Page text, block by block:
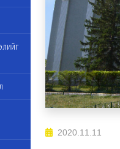
2020.11.11